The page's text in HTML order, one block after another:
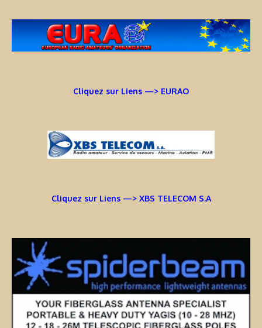
Cliquez sur Liens —> EURAO
Cliquez sur Liens —> XBS TELECOM S.A